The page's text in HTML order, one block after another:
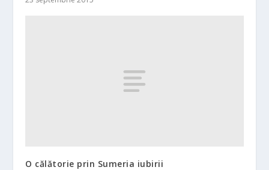
O călătorie prin Sumeria iubirii